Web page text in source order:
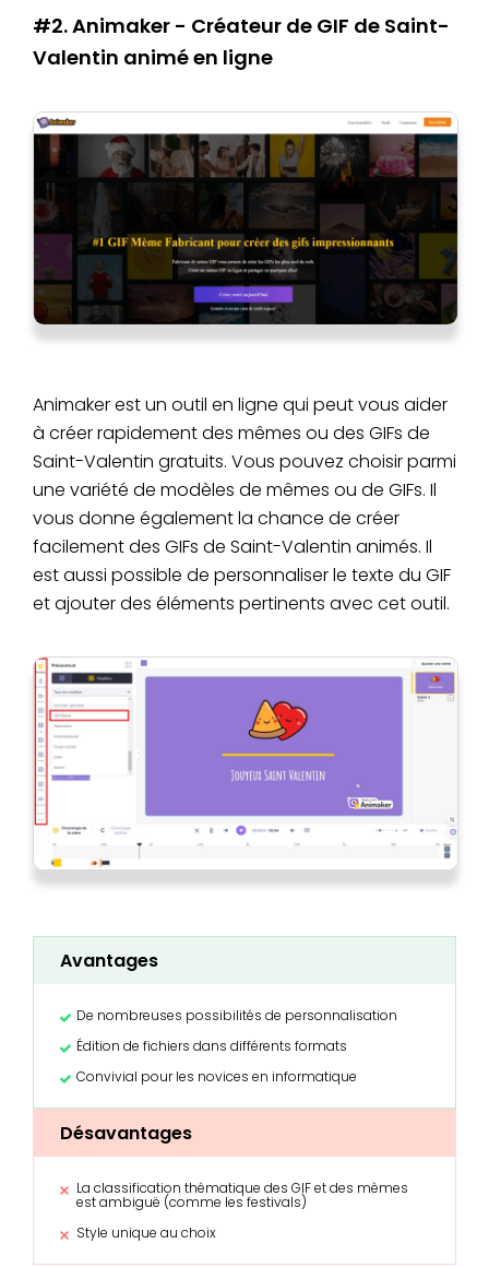
#2. Animaker - Créateur de GIF de Saint-
Valentin animé en ligne
Animaker est un outil en ligne qui peut vous aider
à créer rapidement des mêmes ou des GIFs de
Saint-Valentin gratuits. Vous pouvez choisir parmi
une variété de modèles de mêmes ou de GIFs. Il
vous donne également la chance de créer
facilement des GIFs de Saint-Valentin animés. Il
est aussi possible de personnaliser le texte du GIF
et ajouter des éléments pertinents avec cet outil.
Avantages
De nombreuses possibilités de personnalisation
Édition de fichiers dans différents formats
Convivial pour les novices en informatique
Désavantages
La classification thématique des GIF et des mèmes
est ambiguë (comme les festivals)
Style unique au choix